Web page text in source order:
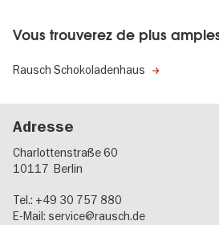
Vous trouverez de plus
Rausch Schokoladenhaus
Adresse
Charlottenstraße 60
10117 Berlin
Tel.: +49 30 757 880
E-Mail: service@rausch.de